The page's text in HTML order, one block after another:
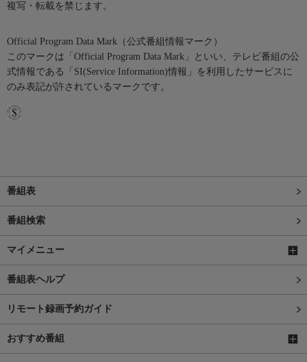
複写・転載を禁じます。
Official Program Data Mark（公式番組情報マーク）
このマークは「Official Program Data Mark」といい、テレビ番組の公
式情報である「SI(Service Information)情報」を利用したサービスに
のみ表記が許されているマークです。
番組表
番組検索
マイメニュー
番組表ヘルプ
リモート録画予約ガイド
おすすめ番組